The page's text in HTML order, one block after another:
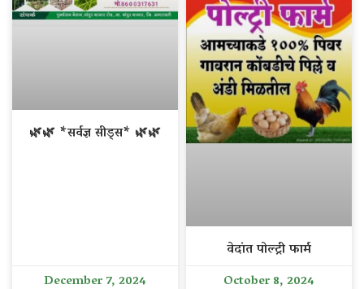
🌿🌿 *सर्वज्ञ सीड्स* 🌿🌿
December 7, 2024
वेदांत पोल्ट्री फार्म
October 8, 2024